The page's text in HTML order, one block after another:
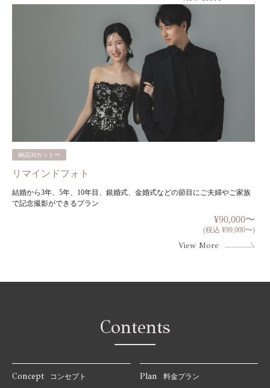
納品30カット〜
リマインドフォト
結婚から3年、5年、10年目、銀婚式、金婚式などの節目にご夫婦やご家族
で記念撮影ができるプラン
¥90,000〜
(税込 ¥99,000〜)
View More
Contents
Concept コンセプト Plan 料金プラン